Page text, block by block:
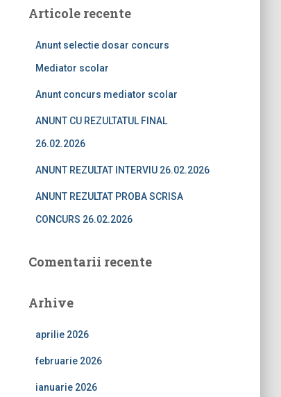
d
Articole recente
Anunt selectie dosar concurs
Mediator scolar
Anunt concurs mediator scolar
ANUNT CU REZULTATUL FINAL
26.02.2026
ANUNT REZULTAT INTERVIU 26.02.2026
ANUNT REZULTAT PROBA SCRISA
CONCURS 26.02.2026
Comentarii recente
Arhive
aprilie 2026
februarie 2026
ianuarie 2026